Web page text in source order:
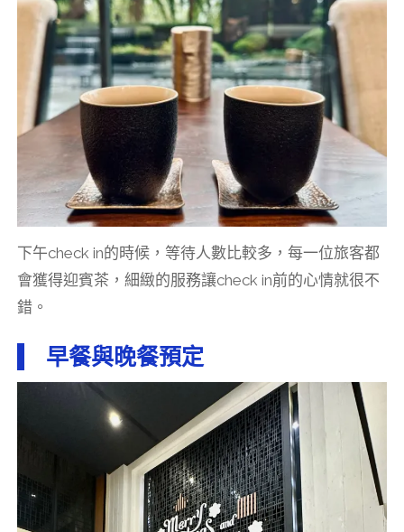
下午check in的時候，等待人數比較多，每一位旅客都
會獲得迎賓茶，細緻的服務讓check in前的心情就很不
錯。
早餐與晚餐預定